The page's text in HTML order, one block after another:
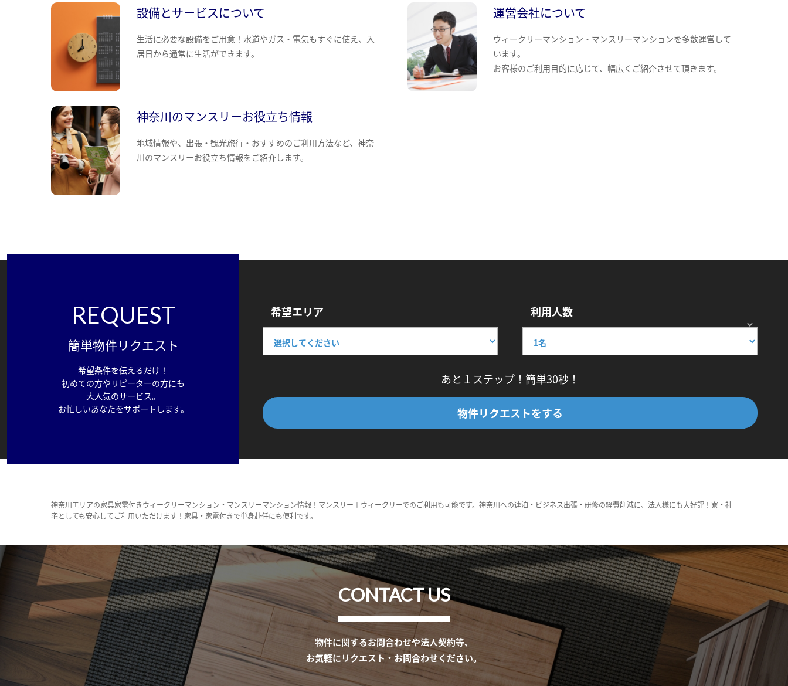
設備とサービスについて
生活に必要な設備をご用意！水道やガス・電気もすぐに使え、入
居日から通常に生活ができます。
運営会社について
ウィークリーマンション・マンスリーマンションを多数運営して
います。
お客様のご利用目的に応じて、幅広くご紹介させて頂きます。
神奈川のマンスリーお役立ち情報
地域情報や、出張・観光旅行・おすすめのご利用方法など、神奈
川のマンスリーお役立ち情報をご紹介します。
REQUEST
簡単物件リクエスト
希望条件を伝えるだけ！
初めての方やリピーターの方にも
大人気のサービス。
お忙しいあなたをサポートします。
希望エリア 利用人数
あと１ステップ！簡単30秒！
物件リクエストをする
神奈川エリアの家具家電付きウィークリーマンション・マンスリーマンション情報！マンスリー＋ウィークリーでのご利用も可能です。神奈川への連泊・ビジネス出張・研修の経費削減に、法人様にも大好評！寮・社
宅としても安心してご利用いただけます！家具・家電付きで単身赴任にも便利です。
CONTACT US
物件に関するお問合わせや法人契約等、
お気軽にリクエスト・お問合わせください。